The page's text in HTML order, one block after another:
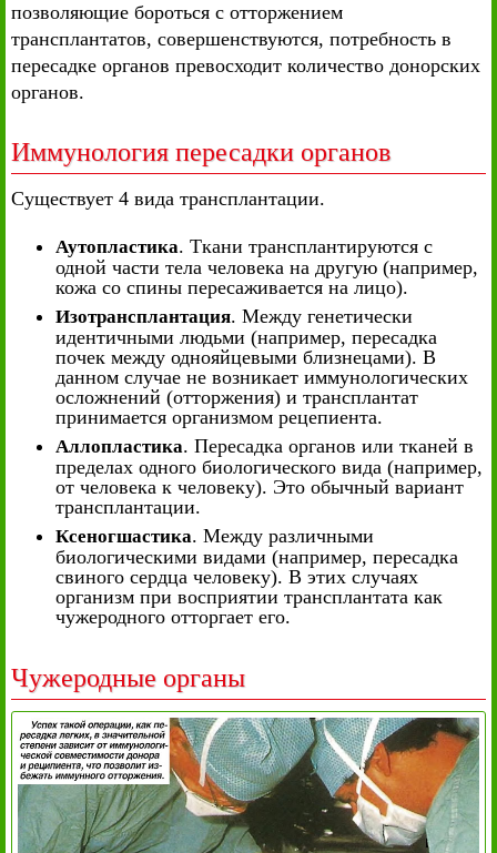
позволяющие бороться с отторжением
трансплантатов, совершенствуются, потребность в
пересадке органов превосходит количество донорских
органов.
Иммунология пересадки органов
Существует 4 вида трансплантации.
Аутопластика. Ткани трансплантируются с
одной части тела человека на другую (например,
кожа со спины пересаживается на лицо).
Изотрансплантация. Между генетически
идентичными людьми (например, пересадка
почек между однояйцевыми близнецами). В
данном случае не возникает иммунологических
осложнений (отторжения) и трансплантат
принимается организмом рецепиента.
Аллопластика. Пересадка органов или тканей в
пределах одного биологического вида (например,
от человека к человеку). Это обычный вариант
трансплантации.
Ксеногшастика. Между различными
биологическими видами (например, пересадка
свиного сердца человеку). В этих случаях
организм при восприятии трансплантата как
чужеродного отторгает его.
Чужеродные органы